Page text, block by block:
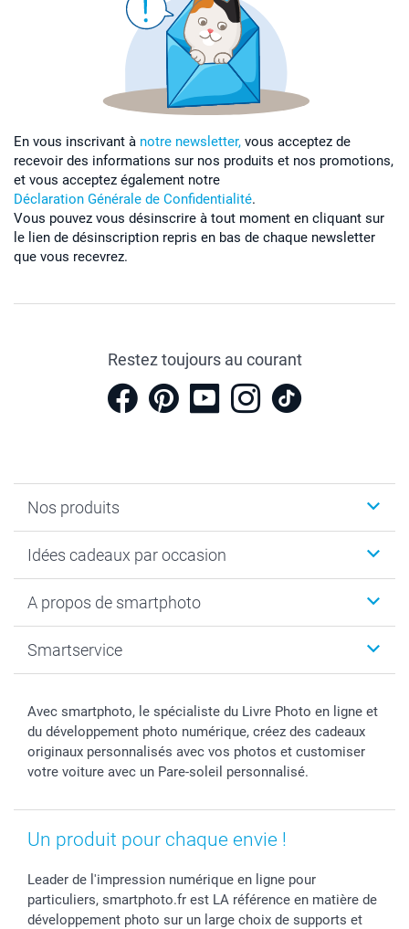
En vous inscrivant à notre newsletter, vous acceptez de
recevoir des informations sur nos produits et nos promotions,
et vous acceptez également notre
Déclaration Générale de Confidentialité.
Vous pouvez vous désinscrire à tout moment en cliquant sur
le lien de désinscription repris en bas de chaque newsletter
que vous recevrez.
Restez toujours au courant
Nos produits
Calendrier photo & Agenda photo
Tirage photo & agrandissement
Faire-part & Cartes
Coques smartphone
Stickers & Etiquettes
Cadres photo & accessoires déco
Dénicheur d'idées cadeau
Idées cadeaux par occasion
Anniversaire
Naissance & baptême
Fête des Mères
Fête des Pères
Communion
Baptême
Saint-Valentin
Vacances
A propos de smartphoto
Plan du site
Droit de rétraction
Plaintes
Vie privée
Gestion des cookies
Investisseurs
Smartservice
Aide
smartbonus
smartfriends
Livraison
Statut de ma commande
Avec smartphoto, le spécialiste du Livre Photo en ligne et
du développement photo numérique, créez des cadeaux
originaux personnalisés avec vos photos et customiser
votre voiture avec un Pare-soleil personnalisé.
Un produit pour chaque envie !
Leader de l'impression numérique en ligne pour
particuliers, smartphoto.fr est LA référence en matière de
développement photo sur un large choix de supports et